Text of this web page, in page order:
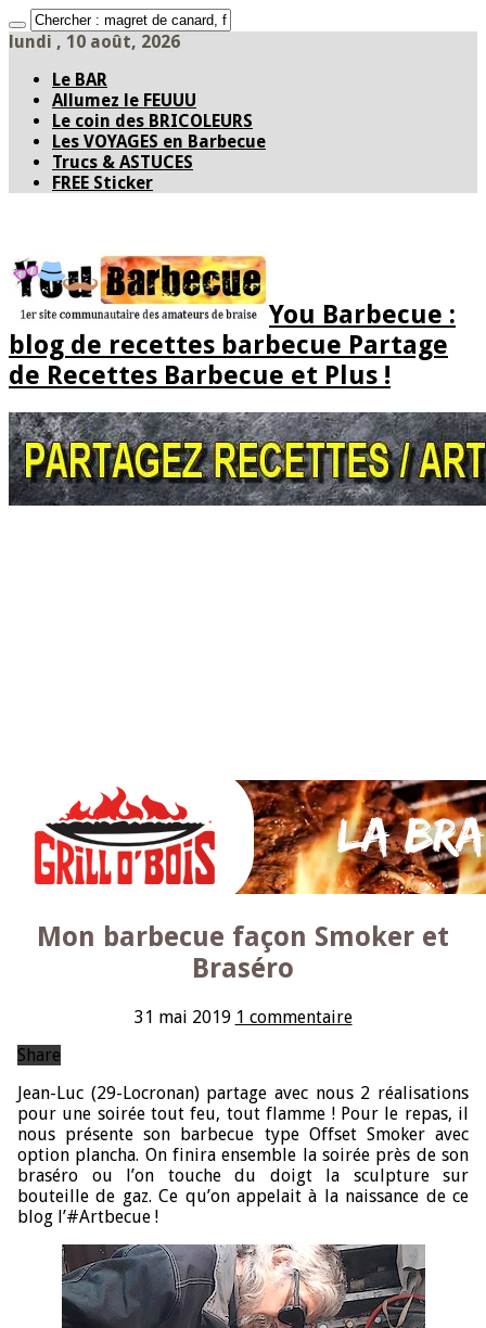
lundi , 10 août, 2026
Le BAR
Allumez le FEUUU
Le coin des BRICOLEURS
Les VOYAGES en Barbecue
Trucs & ASTUCES
FREE Sticker
You Barbecue :
blog de recettes barbecue Partage
de Recettes Barbecue et Plus !
Mon barbecue façon Smoker et
Braséro
31 mai 2019 1 commentaire
Share
Jean-Luc (29-Locronan) partage avec nous 2 réalisations
pour une soirée tout feu, tout flamme ! Pour le repas, il
nous présente son barbecue type Offset Smoker avec
option plancha. On finira ensemble la soirée près de son
braséro ou l’on touche du doigt la sculpture sur
bouteille de gaz. Ce qu’on appelait à la naissance de ce
blog l’#Artbecue !